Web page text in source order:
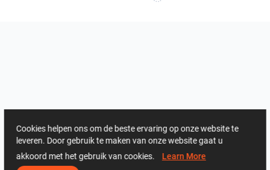
Cookies helpen ons om de beste ervaring op onze website te
leveren. Door gebruik te maken van onze website gaat u
akkoord met het gebruik van cookies. Learn More